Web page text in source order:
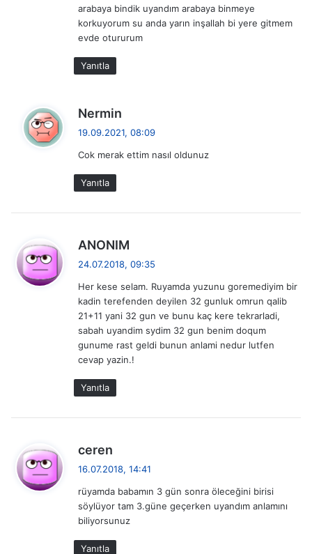
arabaya bindik uyandım arabaya binmeye
korkuyorum su anda yarın inşallah bi yere gitmem
evde otururum
Yanıtla
Nermin
i
19.09.2021, 08:09
Cok merak ettim nasıl oldunuz
Yanıtla
ANONIM
i
k
i
24.07.2018, 09:35
Her kese selam. Ruyamda yuzunu goremediyim bir
kadin terefenden deyilen 32 gunluk omrun qalib
21+11 yani 32 gun ve bunu kaç kere tekrarladi,
sabah uyandim sydim 32 gun benim doqum
gunume rast geldi bunun anlami nedur lutfen
cevap yazin.!
Yanıtla
ceren
i
i
:
16.07.2018, 14:41
rüyamda babamın 3 gün sonra öleceğini birisi
söylüyor tam 3.güne geçerken uyandım anlamını
biliyorsunuz
Yanıtla